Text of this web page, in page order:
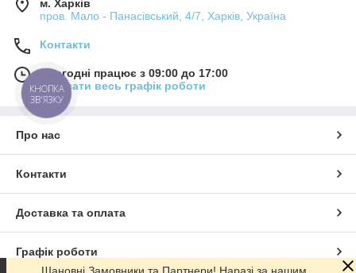
м. Харків
пров. Мало - Панасівський, 4/7, Харків, Україна
Контакти
Сьогодні працює з 09:00 до 17:00
Показати весь графік роботи
Про нас
Контакти
Доставка та оплата
Графік роботи
КНОПКА
ЗВ'ЯЗКУ